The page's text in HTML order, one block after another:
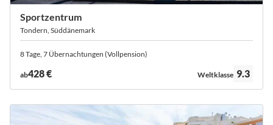
Sportzentrum
Tondern, Süddänemark
8 Tage, 7 Übernachtungen (Vollpension)
ab428 € Bewertung:
Weltklasse 9.3